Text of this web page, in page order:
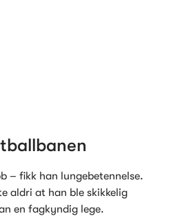
– fikk han lungebetennelse.
aldri at han ble skikkelig
en fagkyndig lege.